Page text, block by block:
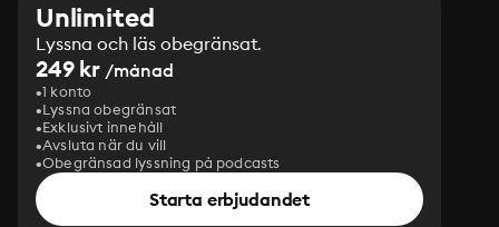
Unlimited
Lyssna och läs obegränsat.
249 kr /månad
1 konto
Lyssna obegränsat
Exklusivt innehåll
Avsluta när du vill
Obegränsad lyssning på podcasts
Starta erbjudandet